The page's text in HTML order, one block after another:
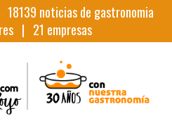
18139 noticias de gastronomia
| 21 empresas